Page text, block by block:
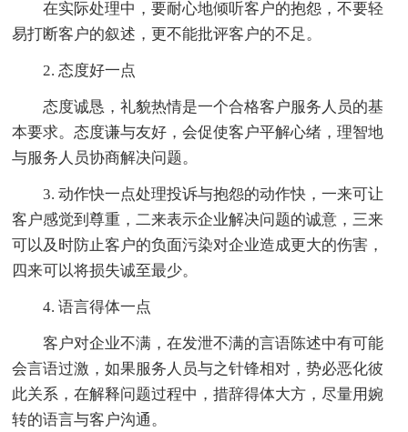
在实际处理中，要耐心地倾听客户的抱怨，不要轻
易打断客户的叙述，更不能批评客户的不足。
2. 态度好一点
态度诚恳，礼貌热情是一个合格客户服务人员的基
本要求。态度谦与友好，会促使客户平解心绪，理智地
与服务人员协商解决问题。
3. 动作快一点处理投诉与抱怨的动作快，一来可让
客户感觉到尊重，二来表示企业解决问题的诚意，三来
可以及时防止客户的负面污染对企业造成更大的伤害，
四来可以将损失诚至最少。
4. 语言得体一点
客户对企业不满，在发泄不满的言语陈述中有可能
会言语过激，如果服务人员与之针锋相对，势必恶化彼
此关系，在解释问题过程中，措辞得体大方，尽量用婉
转的语言与客户沟通。